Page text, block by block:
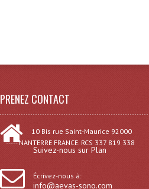
PRENEZ CONTACT
10 Bis rue Saint-Maurice 92000
----- NANTERRE FRANCE. RCS 337 819 338
Suivez-nous sur Plan
Écrivez-nous à:
info@aevas-sono.com